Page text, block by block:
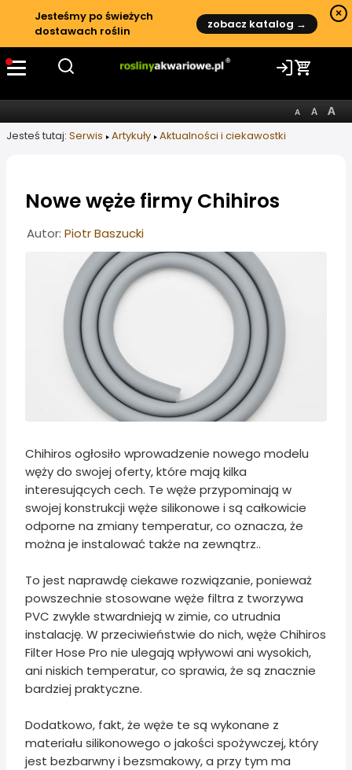
Jesteśmy po świeżych
dostawach roślin
zobacz katalog →
×
Jesteś tutaj: Serwis Artykuły Aktualności i ciekawostki
Nowe węże firmy Chihiros
Informacje o artykule
Autor: Piotr Baszucki
Chihiros ogłosiło wprowadzenie nowego modelu
węży do swojej oferty, które mają kilka
interesujących cech. Te węże przypominają w
swojej konstrukcji węże silikonowe i są całkowicie
odporne na zmiany temperatur, co oznacza, że
można je instalować także na zewnątrz..
To jest naprawdę ciekawe rozwiązanie, ponieważ
powszechnie stosowane węże filtra z tworzywa
PVC zwykle stwardnieją w zimie, co utrudnia
instalację. W przeciwieństwie do nich, węże Chihiros
Filter Hose Pro nie ulegają wpływowi ani wysokich,
ani niskich temperatur, co sprawia, że są znacznie
bardziej praktyczne.
Dodatkowo, fakt, że węże te są wykonane z
materiału silikonowego o jakości spożywczej, który
jest bezbarwny i bezsmakowy, a przy tym ma